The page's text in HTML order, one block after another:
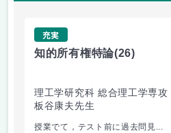
充実
知的所有権特論(26)
理工学研究科 総合理工学専攻
板谷康夫先生
授業でて，テスト前に過去問見...